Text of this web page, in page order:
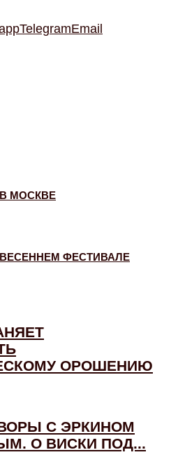
TelegramEmail
В МОСКВЕ
ФЕСТИВАЛЕ
ОРОШЕНИЮ
С ЭРКИНОМ
О ВИСКИ ПОД...